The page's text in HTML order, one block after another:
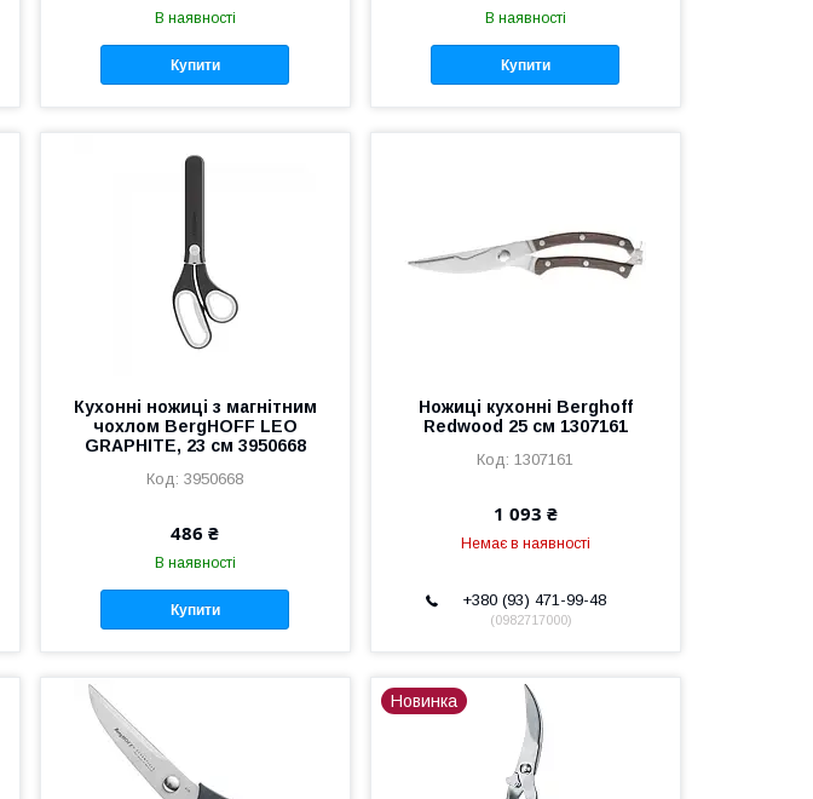
В наявності
Купити
В наявності
Купити
Кухонні ножиці з магнітним
чохлом BergHOFF LEO
GRAPHITE, 23 см 3950668
3950668
486 ₴
В наявності
Купити
Ножиці кухонні Berghoff
Redwood 25 см 1307161
1307161
1 093 ₴
Немає в наявності
+380 (93) 471-99-48
0982717000
Новинка